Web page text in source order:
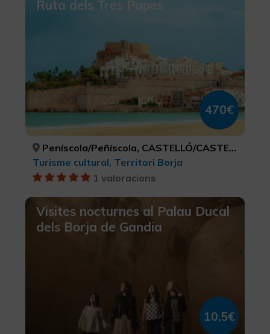
Ruta dels Tres Papes
470€
Peníscola/Peñíscola, CASTELLÓ/CASTELLÓN
Turisme cultural, Territori Borja
1 valoracions
Visites nocturnes al Palau Ducal
dels Borja de Gandia
10,5€